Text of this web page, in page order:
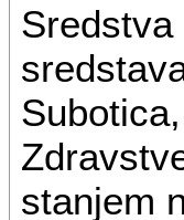
stanjem